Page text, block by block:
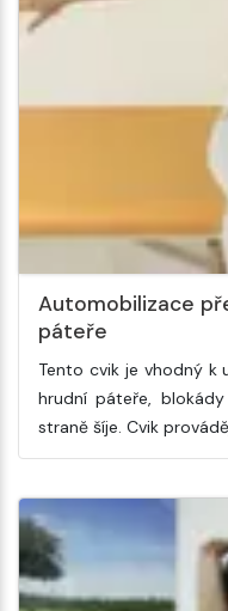
Automobilizace
páteře
Tento cvik je vhodný k
hrudní páteře,
straně šíje. Cvik